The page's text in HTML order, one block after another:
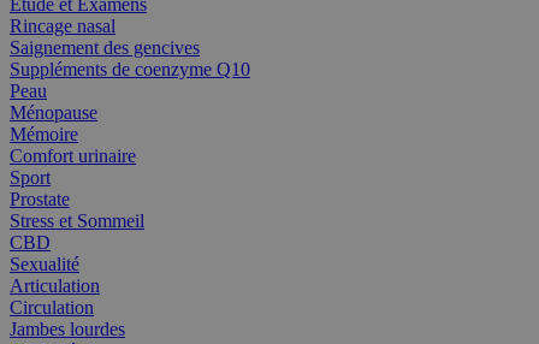
Étude et Examens
Rincage nasal
Saignement des gencives
Suppléments de coenzyme Q10
Peau
Ménopause
Mémoire
Comfort urinaire
Sport
Prostate
Stress et Sommeil
CBD
Sexualité
Articulation
Circulation
Jambes lourdes